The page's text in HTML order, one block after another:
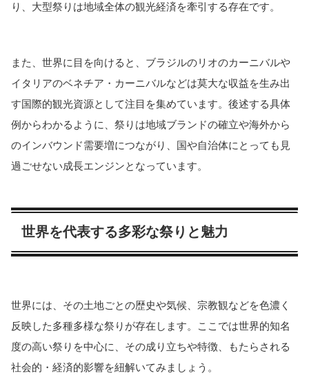
り、大型祭りは地域全体の観光経済を牽引する存在です。
また、世界に目を向けると、ブラジルのリオのカーニバルや
イタリアのベネチア・カーニバルなどは莫大な収益を生み出
す国際的観光資源として注目を集めています。後述する具体
例からわかるように、祭りは地域ブランドの確立や海外から
のインバウンド需要増につながり、国や自治体にとっても見
過ごせない成長エンジンとなっています。
世界を代表する多彩な祭りと魅力
世界には、その土地ごとの歴史や気候、宗教観などを色濃く
反映した多種多様な祭りが存在します。ここでは世界的知名
度の高い祭りを中心に、その成り立ちや特徴、もたらされる
社会的・経済的影響を紐解いてみましょう。